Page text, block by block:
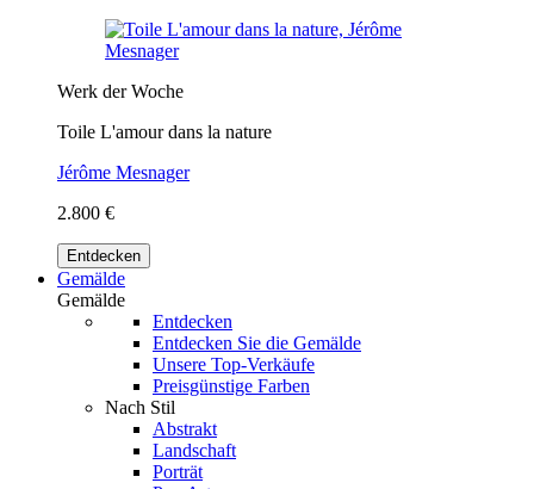
Werk der Woche
Toile L'amour dans la nature
Jérôme Mesnager
2.800 €
Entdecken
Gemälde
Gemälde
Entdecken
Entdecken Sie die Gemälde
Unsere Top-Verkäufe
Preisgünstige Farben
Nach Stil
Abstrakt
Landschaft
Porträt